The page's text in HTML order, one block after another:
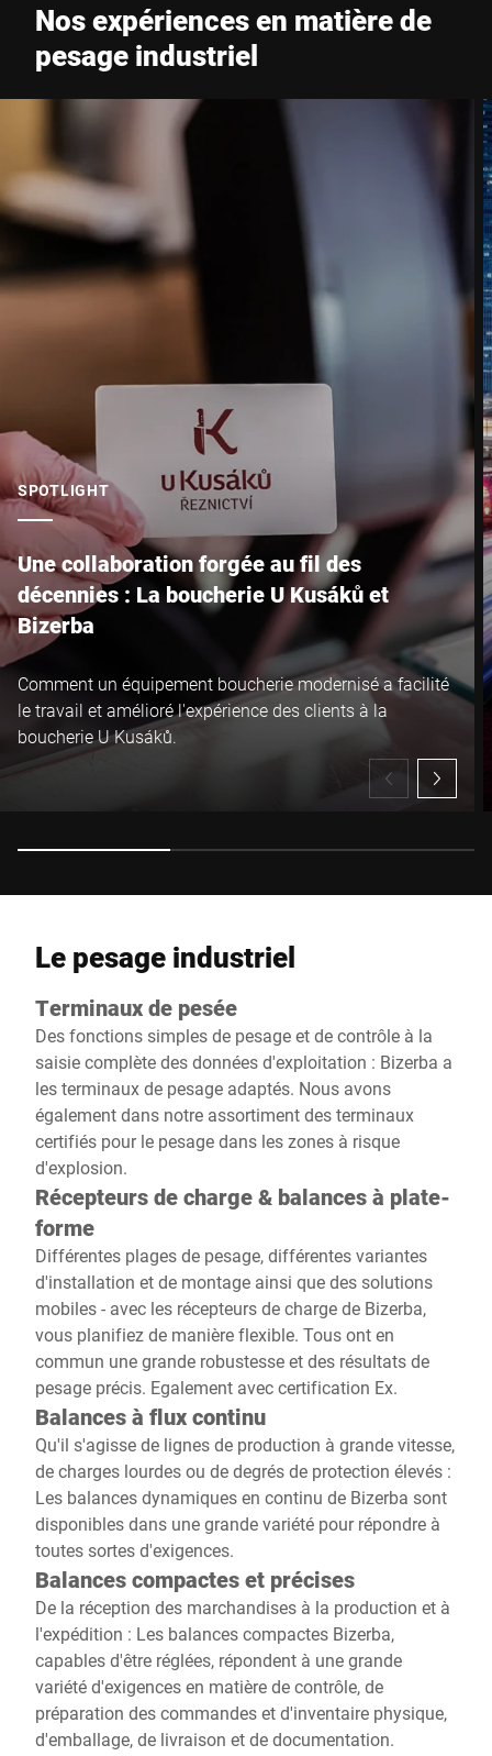
Nos expériences en matière de
pesage industriel
SPOTLIGHT
Une collaboration forgée au fil des
décennies : La boucherie U Kusáků et
Bizerba
Comment un équipement boucherie modernisé a facilité
le travail et amélioré l'expérience des clients à la
boucherie U Kusáků.
Le pesage industriel
Terminaux de pesée
Des fonctions simples de pesage et de contrôle à la
saisie complète des données d'exploitation : Bizerba a
les terminaux de pesage adaptés. Nous avons
également dans notre assortiment des terminaux
certifiés pour le pesage dans les zones à risque
d'explosion.
Récepteurs de charge & balances à plate-
forme
Différentes plages de pesage, différentes variantes
d'installation et de montage ainsi que des solutions
mobiles - avec les récepteurs de charge de Bizerba,
vous planifiez de manière flexible. Tous ont en
commun une grande robustesse et des résultats de
pesage précis. Egalement avec certification Ex.
Balances à flux continu
Qu'il s'agisse de lignes de production à grande vitesse,
de charges lourdes ou de degrés de protection élevés :
Les balances dynamiques en continu de Bizerba sont
disponibles dans une grande variété pour répondre à
toutes sortes d'exigences.
Balances compactes et précises
De la réception des marchandises à la production et à
l'expédition : Les balances compactes Bizerba,
capables d'être réglées, répondent à une grande
variété d'exigences en matière de contrôle, de
préparation des commandes et d'inventaire physique,
d'emballage, de livraison et de documentation.